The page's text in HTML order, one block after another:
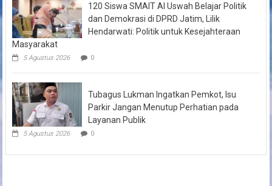
120 Siswa SMAIT Al Uswah Belajar Politik
dan Demokrasi di DPRD Jatim, Lilik
Hendarwati: Politik untuk Kesejahteraan
Masyarakat
5 Agustus 2026 0
Tubagus Lukman Ingatkan Pemkot, Isu
Parkir Jangan Menutup Perhatian pada
Layanan Publik
5 Agustus 2026 0